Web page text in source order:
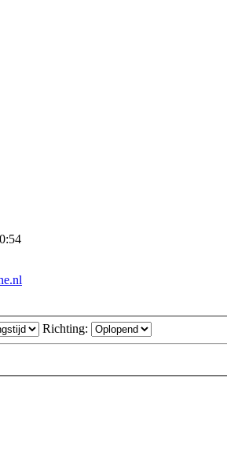
Richting: